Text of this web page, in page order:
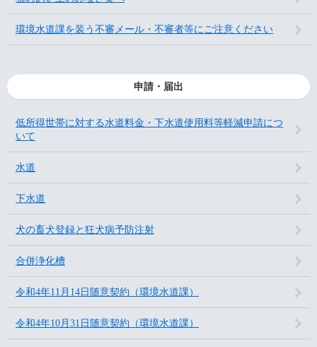
環境水道課を装う不審メール・不審者等にご注意ください
申請・届出
低所得世帯に対する水道料金・下水道使用料等軽減申請につ
いて
水道
下水道
犬の畜犬登録と狂犬病予防注射
合併浄化槽
令和4年11月14日随意契約（環境水道課）
令和4年10月31日随意契約（環境水道課）